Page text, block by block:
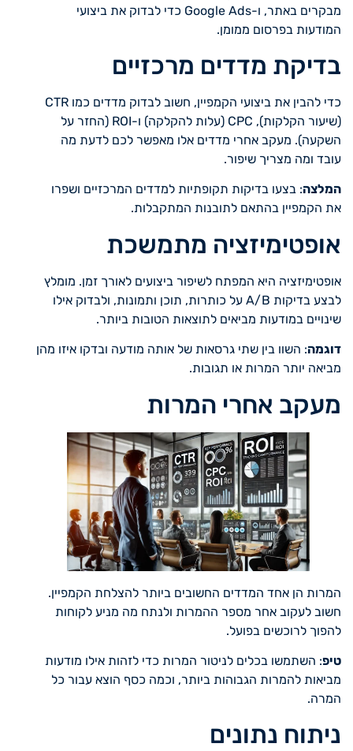
מבקרים באתר, ו-Google Ads כדי לבדוק את ביצועי
המודעות בפרסום ממומן.
בדיקת מדדים מרכזיים
כדי להבין את ביצועי הקמפיין, חשוב לבדוק מדדים כמו CTR
(שיעור הקלקות), CPC (עלות להקלקה) ו-ROI (החזר על
השקעה). מעקב אחרי מדדים אלו מאפשר לכם לדעת מה
עובד ומה מצריך שיפור.
המלצה: בצעו בדיקות תקופתיות למדדים המרכזיים ושפרו
את הקמפיין בהתאם לתובנות המתקבלות.
אופטימיזציה מתמשכת
אופטימיזציה היא המפתח לשיפור ביצועים לאורך זמן. מומלץ
לבצע בדיקות A/B על כותרות, תוכן ותמונות, ולבדוק אילו
שינויים במודעות מביאים לתוצאות הטובות ביותר.
דוגמה: השוו בין שתי גרסאות של אותה מודעה ובדקו איזו מהן
מביאה יותר המרות או תגובות.
מעקב אחרי המרות
המרות הן אחד המדדים החשובים ביותר להצלחת הקמפיין.
חשוב לעקוב אחר מספר ההמרות ולנתח מה מניע לקוחות
להפוך לרוכשים בפועל.
טיפ: השתמשו בכלים לניטור המרות כדי לזהות אילו מודעות
מביאות להמרות הגבוהות ביותר, וכמה כסף הוצא עבור כל
המרה.
ניתוח נתונים